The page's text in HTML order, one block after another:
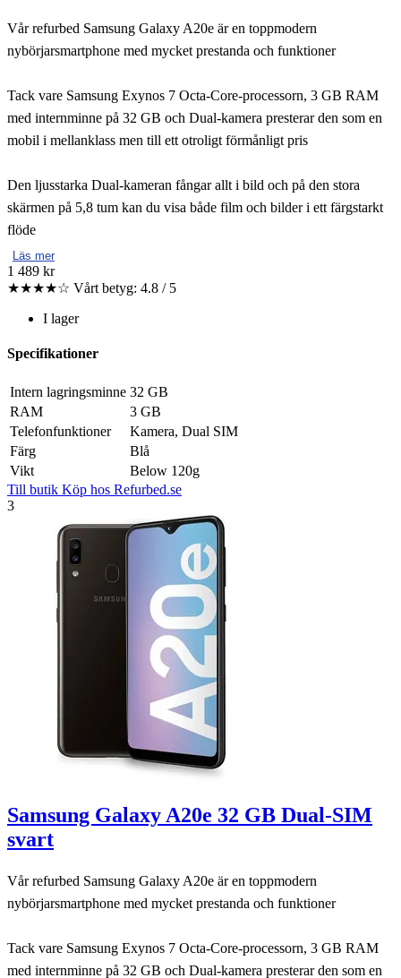
Vår refurbed Samsung Galaxy A20e är en toppmodern
nybörjarsmartphone med mycket prestanda och funktioner
Tack vare Samsung Exynos 7 Octa-Core-processorn, 3 GB RAM
med internminne på 32 GB och Dual-kamera presterar den som en
mobil i mellanklass men till ett otroligt förmånligt pris
Den ljusstarka Dual-kameran fångar allt i bild och på den stora
skärmen på 5,8 tum kan du visa både film och bilder i ett färgstarkt
flöde
Läs mer
1 489 kr
★★★★☆ Vårt betyg: 4.8 / 5
I lager
Specifikationer
Intern lagringsminne 32 GB
RAM
3 GB
Telefonfunktioner
Kamera, Dual SIM
Färg
Blå
Vikt
Below 120g
Till butik Köp hos Refurbed.se
3
Samsung Galaxy A20e 32 GB Dual-SIM
svart
Vår refurbed Samsung Galaxy A20e är en toppmodern
nybörjarsmartphone med mycket prestanda och funktioner
Tack vare Samsung Exynos 7 Octa-Core-processorn, 3 GB RAM
med internminne på 32 GB och Dual-kamera presterar den som en